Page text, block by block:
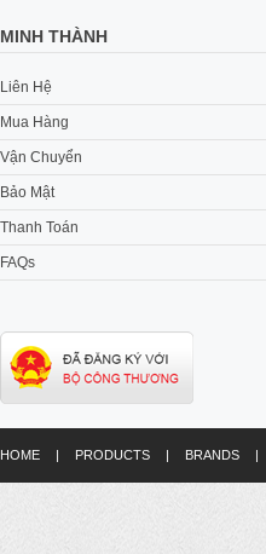
MINH THÀNH
Liên Hệ
Mua Hàng
Vận Chuyển
Bảo Mật
Thanh Toán
FAQs
HOME | PRODUCTS | BRANDS |